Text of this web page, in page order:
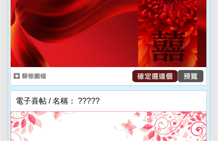
電子喜帖 / 名稱： ?????